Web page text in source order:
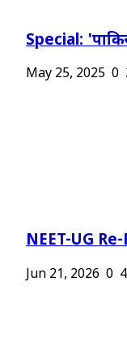
Special:
May 25, 2025 0
NEET-UG
Jun 21, 2026 0